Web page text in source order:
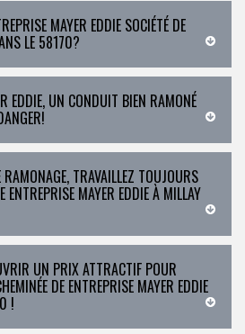
MAYER EDDIE SOCIÉTÉ DE
LE 58170?
EDDIE, UN CONDUIT BIEN RAMONÉ
TRAVAILLEZ TOUJOURS
ENTREPRISE MAYER EDDIE À MILLAY
UN PRIX ATTRACTIF POUR
DE ENTREPRISE MAYER EDDIE
!